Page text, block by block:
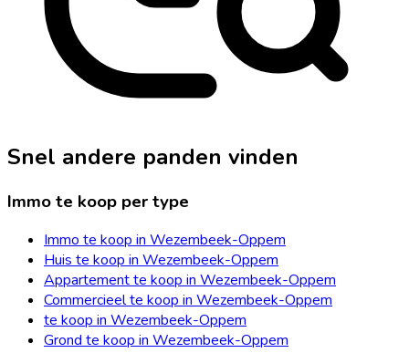
Snel andere panden vinden
Immo te koop per type
Immo te koop in Wezembeek-Oppem
Huis te koop in Wezembeek-Oppem
Appartement te koop in Wezembeek-Oppem
Commercieel te koop in Wezembeek-Oppem
te koop in Wezembeek-Oppem
Grond te koop in Wezembeek-Oppem